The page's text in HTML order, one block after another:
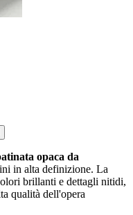
opaca da
in alta definizione. La
brillanti e dettagli nitidi,
qualità dell'opera